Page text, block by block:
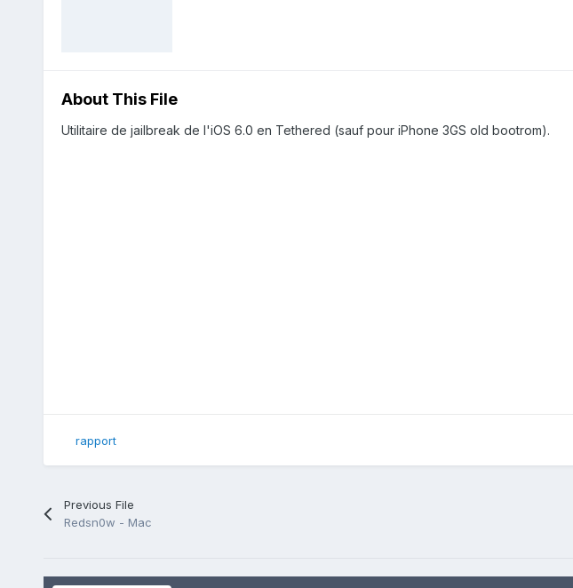
About This File
Utilitaire de jailbreak de l'iOS 6.0 en Tethered (sauf pour iPhone 3GS old bootrom).
rapport
Previous File
Redsn0w - Mac